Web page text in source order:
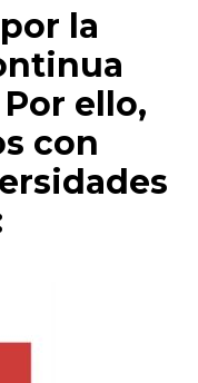
la
ello,
con